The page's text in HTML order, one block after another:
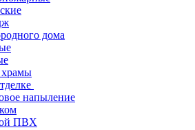
дома
напыление
ПВХ